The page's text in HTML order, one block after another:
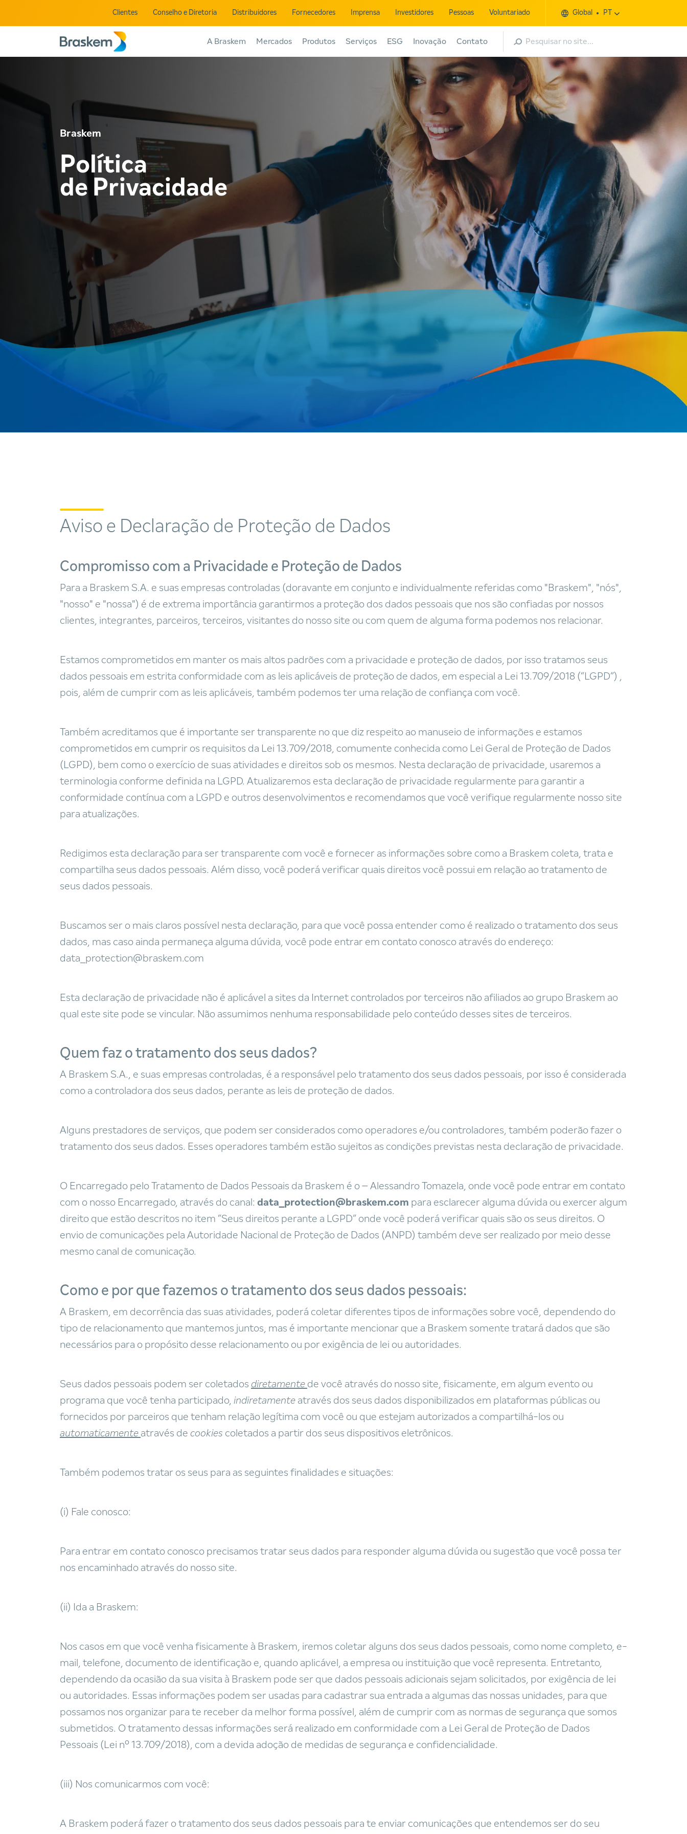
Clientes Conselho e Diretoria Distribuidores Fornecedores Imprensa Investidores Pessoas Voluntariado Global PT
A Braskem Mercados Produtos Serviços ESG Inovação Contato Pesquisar
Braskem
Política
de Privacidade
Aviso e Declaração de Proteção de Dados
Compromisso com a Privacidade e Proteção de Dados
Para a Braskem S.A. e suas empresas controladas (doravante em conjunto e individualmente referidas como "Braskem", "nós",
"nosso" e "nossa") é de extrema importância garantirmos a proteção dos dados pessoais que nos são confiadas por nossos
clientes, integrantes, parceiros, terceiros, visitantes do nosso site ou com quem de alguma forma podemos nos relacionar.
Estamos comprometidos em manter os mais altos padrões com a privacidade e proteção de dados, por isso tratamos seus
dados pessoais em estrita conformidade com as leis aplicáveis de proteção de dados, em especial a Lei 13.709/2018 (“LGPD”) ,
pois, além de cumprir com as leis aplicáveis, também podemos ter uma relação de confiança com você.
Também acreditamos que é importante ser transparente no que diz respeito ao manuseio de informações e estamos
comprometidos em cumprir os requisitos da Lei 13.709/2018, comumente conhecida como Lei Geral de Proteção de Dados
(LGPD), bem como o exercício de suas atividades e direitos sob os mesmos. Nesta declaração de privacidade, usaremos a
terminologia conforme definida na LGPD. Atualizaremos esta declaração de privacidade regularmente para garantir a
conformidade contínua com a LGPD e outros desenvolvimentos e recomendamos que você verifique regularmente nosso site
para atualizações.
Redigimos esta declaração para ser transparente com você e fornecer as informações sobre como a Braskem coleta, trata e
compartilha seus dados pessoais. Além disso, você poderá verificar quais direitos você possui em relação ao tratamento de
seus dados pessoais.
Buscamos ser o mais claros possível nesta declaração, para que você possa entender como é realizado o tratamento dos seus
dados, mas caso ainda permaneça alguma dúvida, você pode entrar em contato conosco através do endereço:
data_protection@braskem.com
Esta declaração de privacidade não é aplicável a sites da Internet controlados por terceiros não afiliados ao grupo Braskem ao
qual este site pode se vincular. Não assumimos nenhuma responsabilidade pelo conteúdo desses sites de terceiros.
Quem faz o tratamento dos seus dados?
A Braskem S.A., e suas empresas controladas, é a responsável pelo tratamento dos seus dados pessoais, por isso é considerada
como a controladora dos seus dados, perante as leis de proteção de dados.
Alguns prestadores de serviços, que podem ser considerados como operadores e/ou controladores, também poderão fazer o
tratamento dos seus dados. Esses operadores também estão sujeitos as condições previstas nesta declaração de privacidade.
O Encarregado pelo Tratamento de Dados Pessoais da Braskem é o – Alessandro Tomazela, onde você pode entrar em contato
com o nosso Encarregado, através do canal: data_protection@braskem.com para esclarecer alguma dúvida ou exercer algum
direito que estão descritos no item “Seus direitos perante a LGPD” onde você poderá verificar quais são os seus direitos. O
envio de comunicações pela Autoridade Nacional de Proteção de Dados (ANPD) também deve ser realizado por meio desse
mesmo canal de comunicação.
Como e por que fazemos o tratamento dos seus dados pessoais:
A Braskem, em decorrência das suas atividades, poderá coletar diferentes tipos de informações sobre você, dependendo do
tipo de relacionamento que mantemos juntos, mas é importante mencionar que a Braskem somente tratará dados que são
necessários para o propósito desse relacionamento ou por exigência de lei ou autoridades.
Seus dados pessoais podem ser coletados diretamente de você através do nosso site, fisicamente, em algum evento ou
programa que você tenha participado, indiretamente através dos seus dados disponibilizados em plataformas públicas ou
fornecidos por parceiros que tenham relação legítima com você ou que estejam autorizados a compartilhá-los ou
automaticamente através de cookies coletados a partir dos seus dispositivos eletrônicos.
Também podemos tratar os seus para as seguintes finalidades e situações:
(i) Fale conosco:
Para entrar em contato conosco precisamos tratar seus dados para responder alguma dúvida ou sugestão que você possa ter
nos encaminhado através do nosso site.
(ii) Ida a Braskem:
Nos casos em que você venha fisicamente à Braskem, iremos coletar alguns dos seus dados pessoais, como nome completo, e-
mail, telefone, documento de identificação e, quando aplicável, a empresa ou instituição que você representa. Entretanto,
dependendo da ocasião da sua visita à Braskem pode ser que dados pessoais adicionais sejam solicitados, por exigência de lei
ou autoridades. Essas informações podem ser usadas para cadastrar sua entrada a algumas das nossas unidades, para que
possamos nos organizar para te receber da melhor forma possível, além de cumprir com as normas de segurança que somos
submetidos. O tratamento dessas informações será realizado em conformidade com a Lei Geral de Proteção de Dados
Pessoais (Lei nº 13.709/2018), com a devida adoção de medidas de segurança e confidencialidade.
(iii) Nos comunicarmos com você:
A Braskem poderá fazer o tratamento dos seus dados pessoais para te enviar comunicações que entendemos ser do seu